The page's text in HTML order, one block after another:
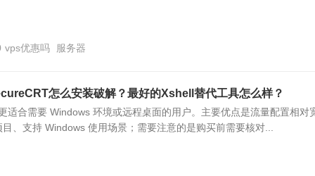
vps优惠吗 服务器
怎么安装破解？最好的Xshell替代工具怎么样？
适合需要 Windows 环境或远程桌面的用户。主要优点是流量配置相对
、支持 Windows 使用场景；需要注意的是购买前需要核对...